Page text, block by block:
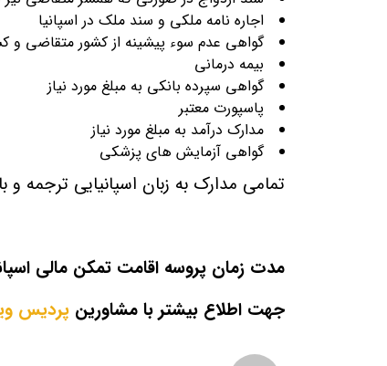
اجاره نامه ملکی و سند ملک در اسپانیا
گواهی عدم سوء پیشینه از کشور متقاضی و
بیمه درمانی
گواهی سپرده بانکی به مبلغ مورد نیاز
پاسپورت معتبر
مدارک درآمد به مبلغ مورد نیاز
گواهی آزمایش های پزشکی
تمامی مدارک به زبان اسپانیایی ترجمه و
مدت زمان پروسه اقامت تمکن مالی اسپانیا حدودا بین 5 الی 9
جهت اطلاع بیشتر با مشاورین پردیس